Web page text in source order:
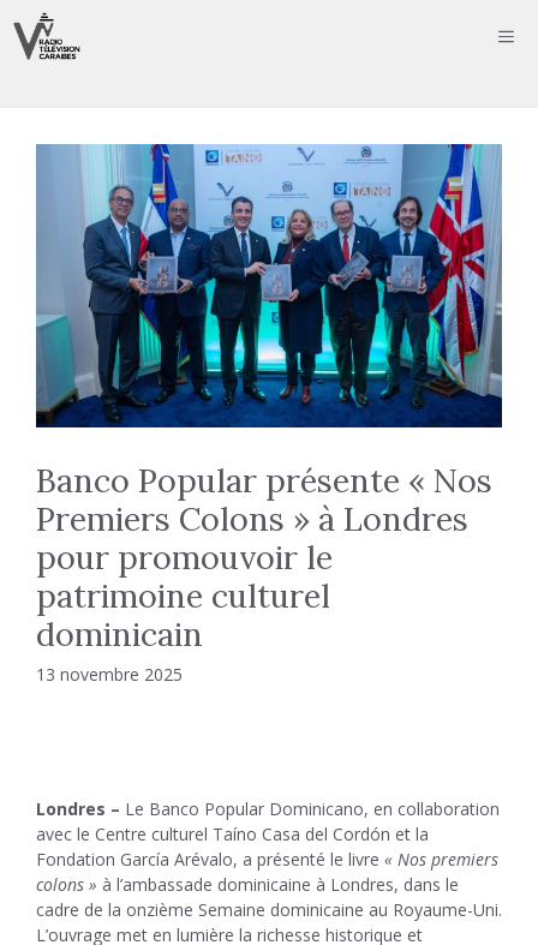
au
contenu
Banco Popular présente « Nos
Premiers Colons » à Londres
pour promouvoir le
patrimoine culturel
dominicain
13 novembre 2025
Londres – Le Banco Popular Dominicano, en collaboration
avec le Centre culturel Taíno Casa del Cordón et la
Fondation García Arévalo, a présenté le livre « Nos premiers
colons » à l’ambassade dominicaine à Londres, dans le
cadre de la onzième Semaine dominicaine au Royaume-Uni.
L’ouvrage met en lumière la richesse historique et